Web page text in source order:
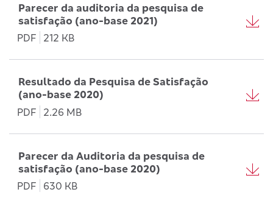
Parecer da auditoria da pesquisa de
satisfação (ano-base 2021)
PDF
212 KB
Resultado da Pesquisa de Satisfação
(ano-base 2020)
PDF
2.26 MB
Parecer da Auditoria da pesquisa de
satisfação (ano-base 2020)
PDF
630 KB